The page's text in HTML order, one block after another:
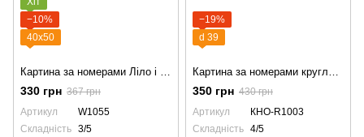
−10%
40х50
330 грн 367 грн
Артикул
W1055
Складність 3/5
−19%
d 39
350 грн 430 грн
Артикул
КНО-R1003
Складність 4/5